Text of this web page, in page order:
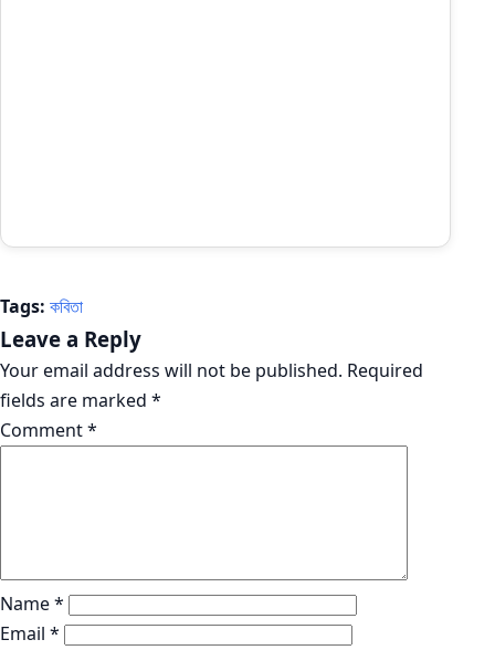
Tags: কবিতা
Leave a Reply
Your email address will not be published. Required
fields are marked *
Comment*
Name*
Email *